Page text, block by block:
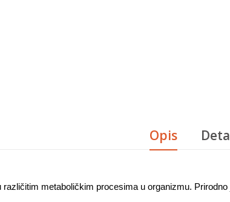
Opis
metaboličkim procesima u organizmu.